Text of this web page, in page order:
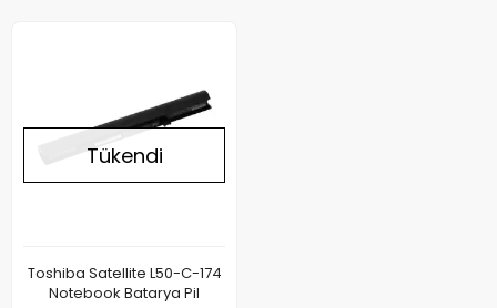
Tükendi
Toshiba Satellite L50-C-174
Notebook Batarya Pil